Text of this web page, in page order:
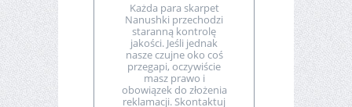
Każda para skarpet
Nanushki przechodzi
staranną kontrolę
jakości. Jeśli jednak
nasze czujne oko coś
przegapi, oczywiście
masz prawo i
obowiązek do złożenia
reklamacji. Skontaktuj